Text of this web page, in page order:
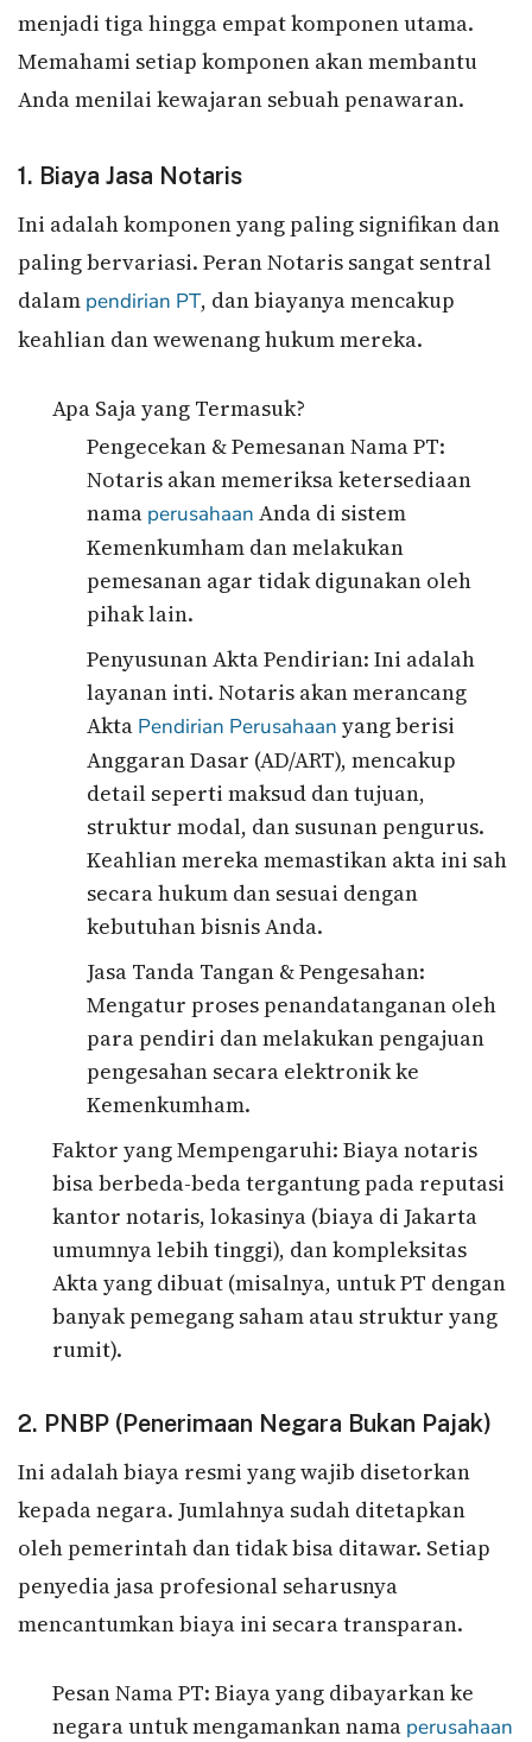
menjadi tiga hingga empat komponen utama.
Memahami setiap komponen akan membantu
Anda menilai kewajaran sebuah penawaran.
1. Biaya Jasa Notaris
Ini adalah komponen yang paling signifikan dan
paling bervariasi. Peran Notaris sangat sentral
dalam pendirian PT, dan biayanya mencakup
keahlian dan wewenang hukum mereka.
Apa Saja yang Termasuk?
Pengecekan & Pemesanan Nama PT:
Notaris akan memeriksa ketersediaan
nama perusahaan Anda di sistem
Kemenkumham dan melakukan
pemesanan agar tidak digunakan oleh
pihak lain.
Penyusunan Akta Pendirian: Ini adalah
layanan inti. Notaris akan merancang
Akta Pendirian Perusahaan yang berisi
Anggaran Dasar (AD/ART), mencakup
detail seperti maksud dan tujuan,
struktur modal, dan susunan pengurus.
Keahlian mereka memastikan akta ini sah
secara hukum dan sesuai dengan
kebutuhan bisnis Anda.
Jasa Tanda Tangan & Pengesahan:
Mengatur proses penandatanganan oleh
para pendiri dan melakukan pengajuan
pengesahan secara elektronik ke
Kemenkumham.
Faktor yang Mempengaruhi: Biaya notaris
bisa berbeda-beda tergantung pada reputasi
kantor notaris, lokasinya (biaya di Jakarta
umumnya lebih tinggi), dan kompleksitas
Akta yang dibuat (misalnya, untuk PT dengan
banyak pemegang saham atau struktur yang
rumit).
2. PNBP (Penerimaan Negara Bukan Pajak)
Ini adalah biaya resmi yang wajib disetorkan
kepada negara. Jumlahnya sudah ditetapkan
oleh pemerintah dan tidak bisa ditawar. Setiap
penyedia jasa profesional seharusnya
mencantumkan biaya ini secara transparan.
Pesan Nama PT: Biaya yang dibayarkan ke
negara untuk mengamankan nama perusahaan